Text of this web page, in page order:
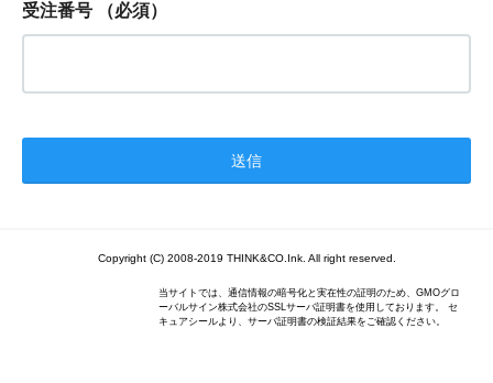
受注番号 （必須）
Copyright (C) 2008-2019 THINK&CO.Ink. All right reserved.
当サイトでは、通信情報の暗号化と実在性の証明のため、GMOグロ
ーバルサイン株式会社のSSLサーバ証明書を使用しております。 セ
キュアシールより、サーバ証明書の検証結果をご確認ください。